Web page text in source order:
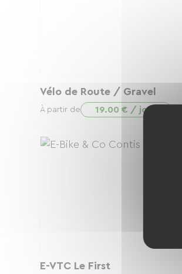
Vélo de Route / Gravel
À partir de 19.00 € / jour
E-VTC Le First